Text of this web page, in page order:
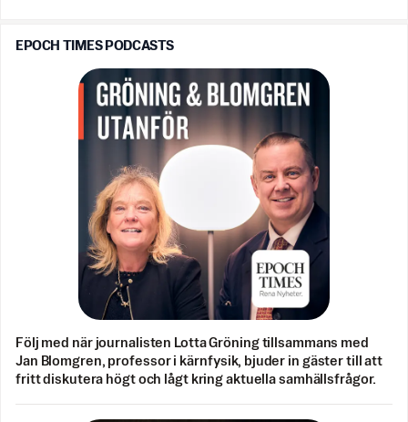
EPOCH TIMES PODCASTS
Följ med när journalisten Lotta Gröning tillsammans med
Jan Blomgren, professor i kärnfysik, bjuder in gäster till att
fritt diskutera högt och lågt kring aktuella samhällsfrågor.